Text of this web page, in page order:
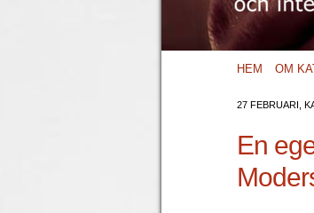
HEM OM
27 FEBRUARI,
En